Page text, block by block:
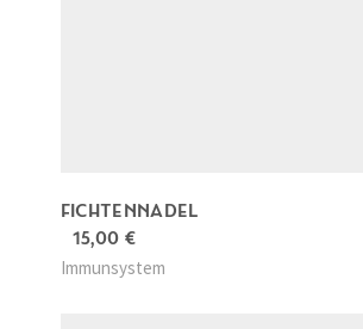
FICHTENNADEL
15,00 €
Immunsystem